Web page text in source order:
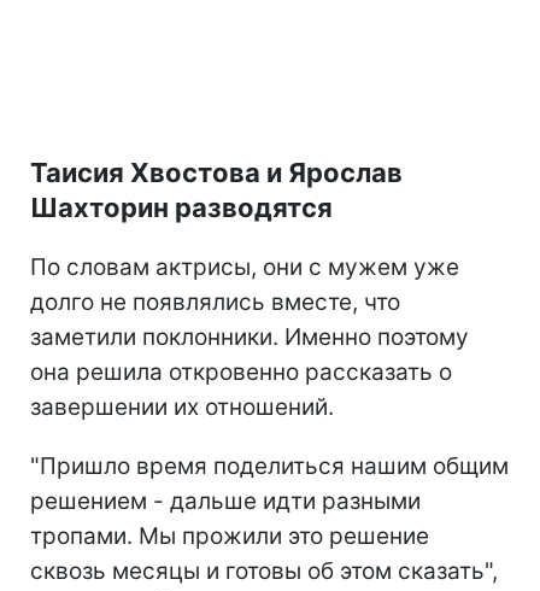
Таисия Хвостова и Ярослав
Шахторин разводятся
По словам актрисы, они с мужем уже
долго не появлялись вместе, что
заметили поклонники. Именно поэтому
она решила откровенно рассказать о
завершении их отношений.
"Пришло время поделиться нашим общим
решением - дальше идти разными
тропами. Мы прожили это решение
сквозь месяцы и готовы об этом сказать",